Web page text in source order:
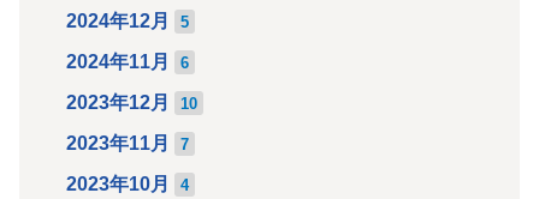
2024年12月 5
2024年11月 6
2023年12月 10
2023年11月 7
2023年10月 4